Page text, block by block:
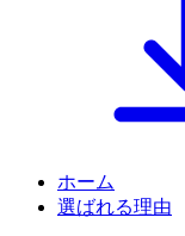
ホーム
選ばれる理由